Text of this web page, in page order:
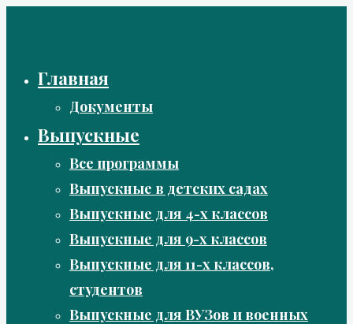
Главная
Документы
Выпускные
Все программы
Выпускные в детских садах
Выпускные для 4-х классов
Выпускные для 9-х классов
Выпускные для 11-х классов,
студентов
Выпускные для ВУЗов и военных